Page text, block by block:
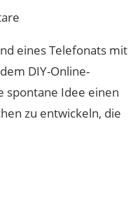
eines Telefonats mit
DIY-Online-
spontane Idee einen
zu entwickeln, die